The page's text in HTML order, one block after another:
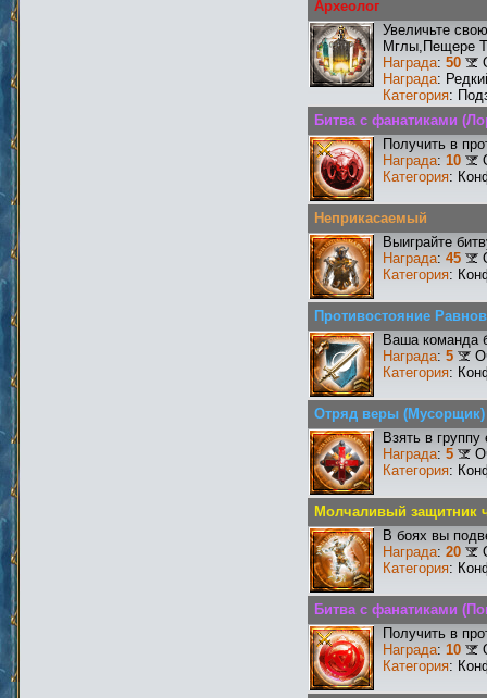
Археолог
Увеличьте
Мглы,Пещере
Награда: 50
Награда:
Категория:
Битва с фанатиками
Получить в
Награда: 10
Категория:
Неприкасаемый
Выиграйте
Награда: 45
Категория:
Противостояние
Ваша команда
Награда: 5
Категория:
Отряд веры (Мусорщик)
Взять в
Награда: 5
Категория:
Молчаливый защитник
В боях вы
Награда: 20
Категория:
Битва с фанатиками
Получить в
Награда: 10
Категория: